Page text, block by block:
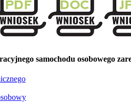
samochodu osobowego